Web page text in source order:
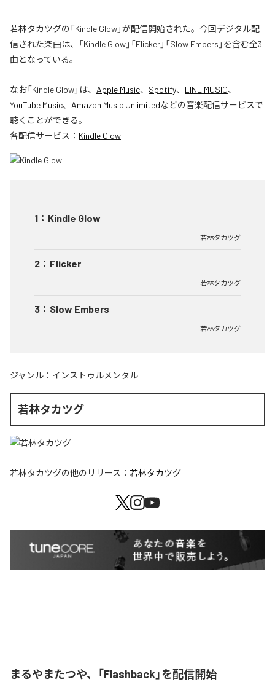
若林タカツグの「Kindle Glow」が配信開始された。今回デジタル配
信された楽曲は、「Kindle Glow」「Flicker」「Slow Embers」を含む全3
曲となっている。
なお「Kindle Glow」は、 Apple Music、 Spotify、 LINE MUSIC、
YouTube Music、 Amazon Music Unlimitedなどの音楽配信サービスで
聴くことができる。
各配信サービス： Kindle Glow
1 ： Kindle Glow
若林タカツグ
2 ： Flicker
若林タカツグ
3 ： Slow Embers
若林タカツグ
ジャンル： インストゥルメンタル
若林タカツグ
若林タカツグの他のリリース： 若林タカツグ
まるやまたつや、「Flashback」を配信開始